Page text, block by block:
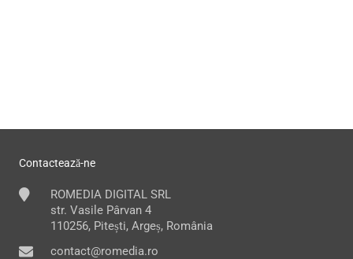
Contactează-ne
ROMEDIA DIGITAL SRL
str. Vasile Pârvan 4
110256, Pitești, Argeș, România
contact@romedia.ro